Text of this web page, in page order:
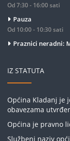
Od 7:30 - 16:00 sati
Pauza
Od 10:00 - 10:30 sati
Praznici neradni:
IZ STATUTA
Općina Kladanj je
obavezama
Općina je pravno
Službeni naziv